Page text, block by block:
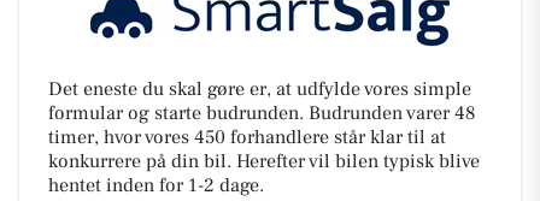
Det eneste du skal gøre er, at udfylde vores simple
formular og starte budrunden. Budrunden varer 48
timer, hvor vores 450 forhandlere står klar til at
konkurrere på din bil. Herefter vil bilen typisk blive
hentet inden for 1-2 dage.